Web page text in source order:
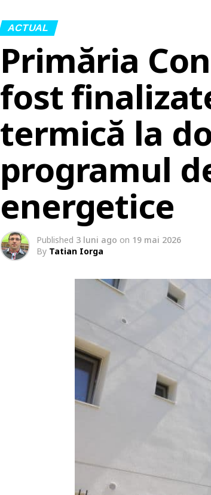
ACTUAL
Primăria
fost
termică la
programul
energetice
Published 3 luni ago on 19 mai 2026
By Tatian Iorga